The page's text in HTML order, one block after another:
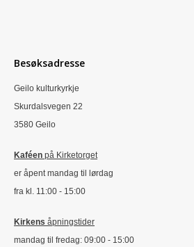
Besøksadresse
Geilo kulturkyrkje
Skurdalsvegen 22
3580 Geilo
Kaféen på Kirketorget
er åpent mandag til lørdag
fra kl. 11:00 - 15:00
Kirkens åpningstider
mandag til fredag: 09:00 - 15:00